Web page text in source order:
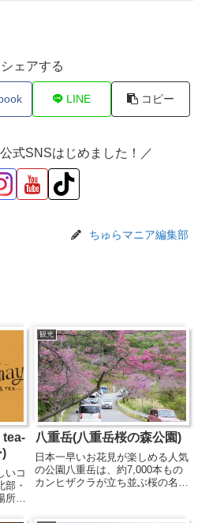
シェアする
LINE コピー
式SNSはじめました！／
ちゅらマニア編集部
tea-
)
いコ
部・
に
観光
八重岳(八重岳桜の森公園)
日本一早いお花見が楽しめる人気
の公園八重岳は、約7,000本もの
カンヒザクラが立ち並ぶ桜の名
まつり「もとぶ八重岳桜まつり」